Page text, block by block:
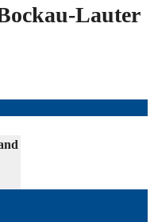
Lauter